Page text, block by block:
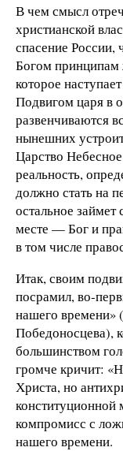
В чем смысл
христианской
спасение России,
Богом принципам
которое
Подвигом царя в
развенчиваются
нынешних
Царство
реальность,
должно стать на
остальное
месте — Бог и
в том числе
Итак, своим
посрамил,
нашего
Победоносцева),
большинством
громче кричит:
Христа, но
конституционной
компромисс с
нашего времени.